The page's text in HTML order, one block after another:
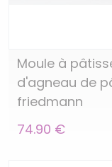
Moule à
d'agneau de
friedmann
74.90 €